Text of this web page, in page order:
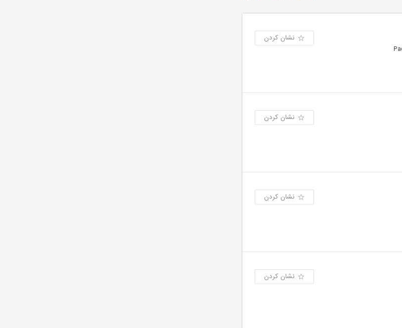
نشان کردن
نشان کردن
نشان کردن
نشان کردن